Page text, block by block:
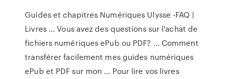
Guides et chapitres Numériques Ulysse -FAQ |
Livres ... Vous avez des questions sur l'achat de
fichiers numériques ePub ou PDF? ... Comment
transférer facilement mes guides numériques
ePub et PDF sur mon ... Pour lire vos livres